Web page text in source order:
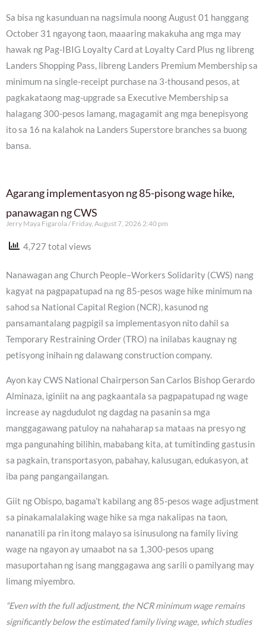
Sa bisa ng kasunduan na nagsimula noong August 01 hanggang
October 31 ngayong taon, maaaring makakuha ang mga may
hawak ng Pag-IBIG Loyalty Card at Loyalty Card Plus ng libreng
Landers Shopping Pass, libreng Landers Premium Membership sa
minimum na single-receipt purchase na 3-thousand pesos, at
pagkakataong mag-upgrade sa Executive Membership sa
halagang 300-pesos lamang, magagamit ang mga benepisyong
ito sa 16 na kalahok na Landers Superstore branches sa buong
bansa.
Agarang implementasyon ng 85-pisong wage hike,
panawagan ng CWS
Jerry Maya Figarola Friday, August 7, 2026 2:40 pm
4,727 total views
Nanawagan ang Church People–Workers Solidarity (CWS) nang
kagyat na pagpapatupad na ng 85-pesos wage hike minimum na
sahod sa National Capital Region (NCR), kasunod ng
pansamantalang pagpigil sa implementasyon nito dahil sa
Temporary Restraining Order (TRO) na inilabas kaugnay ng
petisyong inihain ng dalawang construction company.
Ayon kay CWS National Chairperson San Carlos Bishop Gerardo
Alminaza, iginiit na ang pagkaantala sa pagpapatupad ng wage
increase ay nagdudulot ng dagdag na pasanin sa mga
manggagawang patuloy na nahaharap sa mataas na presyo ng
mga pangunahing bilihin, mababang kita, at tumitinding gastusin
sa pagkain, transportasyon, pabahay, kalusugan, edukasyon, at
iba pang pangangailangan.
Giit ng Obispo, bagama’t kabilang ang 85-pesos wage adjustment
sa pinakamalalaking wage hike sa mga nakalipas na taon,
nananatili pa rin itong malayo sa isinusulong na family living
wage na ngayon ay umaabot na sa 1,300-pesos upang
masuportahan ng isang manggagawa ang sarili o pamilyang may
limang miyembro.
“Even with the full adjustment, the NCR minimum wage remains
significantly below the estimated family living wage, which studies